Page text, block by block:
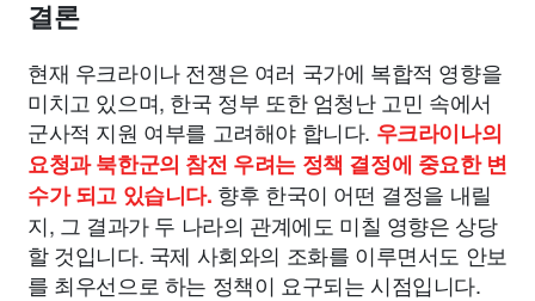
결론
현재 우크라이나 전쟁은 여러 국가에 복합적 영향을
미치고 있으며, 한국 정부 또한 엄청난 고민 속에서
군사적 지원 여부를 고려해야 합니다. 우크라이나의
요청과 북한군의 참전 우려는 정책 결정에 중요한 변
수가 되고 있습니다. 향후 한국이 어떤 결정을 내릴
지, 그 결과가 두 나라의 관계에도 미칠 영향은 상당
할 것입니다. 국제 사회와의 조화를 이루면서도 안보
를 최우선으로 하는 정책이 요구되는 시점입니다.